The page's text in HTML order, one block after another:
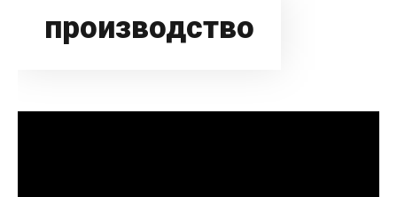
производство